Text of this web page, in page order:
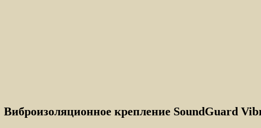
Виброизоляционное крепление SoundGuard